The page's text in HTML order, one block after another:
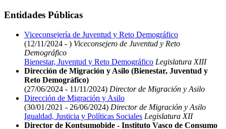
Entidades Públicas
Viceconsejería de Juventud y Reto Demográfico
(12/11/2024 - ) Viceconsejero de Juventud y Reto
Demográfico
Bienestar, Juventud y Reto Demográfico Legislatura XIII
Dirección de Migración y Asilo (Bienestar, Juventud y
Reto Demográfico)
(27/06/2024 - 11/11/2024) Director de Migración y Asilo
Dirección de Migración y Asilo
(30/01/2021 - 26/06/2024) Director de Migración y Asilo
Igualdad, Justicia y Políticas Sociales Legislatura XII
Director de Kontsumobide - Instituto Vasco de Consumo